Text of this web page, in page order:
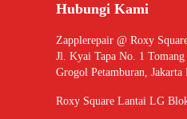
Hubungi Kami
Zapplerepair @ Roxy
Jl. Kyai Tapa No. 1 Tomang
Grogol Petamburan, Jakarta
Roxy Square Lantai LG